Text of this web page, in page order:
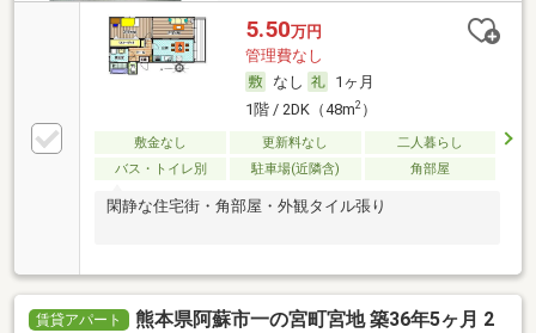
5.50万円
管理費なし
なし
1ヶ月
1階 / 2DK（48m2）
敷金なし 更新料なし
二人暮らし
バス・トイレ別
駐車場(近隣含) 角部屋
閑静な住宅街・角部屋・外観タイル張り
賃貸アパート
熊本県阿蘇市一の宮町宮地 築36年5ヶ月 2